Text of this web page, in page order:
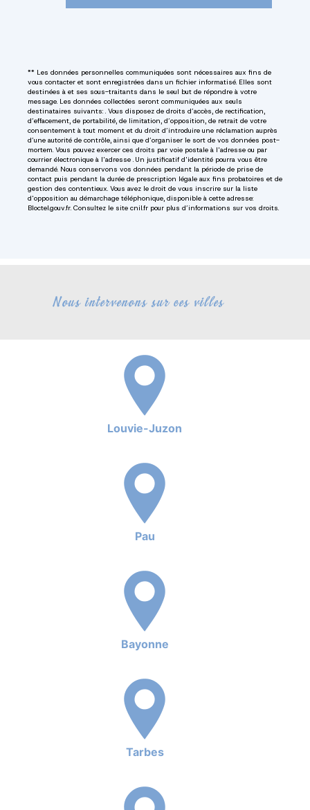
** Les données personnelles communiquées sont nécessaires aux fins de
vous contacter et sont enregistrées dans un fichier informatisé. Elles sont
destinées à et ses sous-traitants dans le seul but de répondre à votre
message. Les données collectées seront communiquées aux seuls
destinataires suivants: . Vous disposez de droits d’accès, de rectification,
d’effacement, de portabilité, de limitation, d’opposition, de retrait de votre
consentement à tout moment et du droit d’introduire une réclamation auprès
d’une autorité de contrôle, ainsi que d’organiser le sort de vos données post-
mortem. Vous pouvez exercer ces droits par voie postale à l'adresse ou par
courrier électronique à l'adresse . Un justificatif d'identité pourra vous être
demandé. Nous conservons vos données pendant la période de prise de
contact puis pendant la durée de prescription légale aux fins probatoires et de
gestion des contentieux. Vous avez le droit de vous inscrire sur la liste
d'opposition au démarchage téléphonique, disponible à cette adresse:
Bloctel.gouv.fr. Consultez le site cnil.fr pour plus d’informations sur vos droits.
Nous intervenons sur ces villes
Louvie-Juzon
Pau
Bayonne
Tarbes